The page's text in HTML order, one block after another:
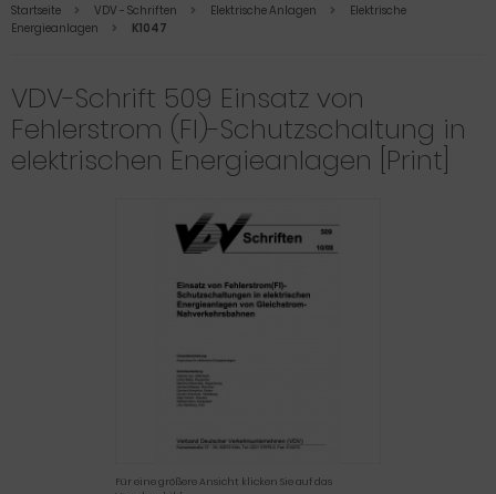
Startseite VDV - Schriften Elektrische Anlagen
Elektrische
Energieanlagen
K1047
VDV-Schrift 509 Einsatz von
Fehlerstrom (FI)-Schutzschaltung in
elektrischen Energieanlagen [Print]
Für eine größere Ansicht klicken Sie auf das